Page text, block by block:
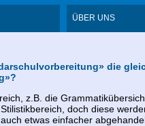
ÜBER UNS
die
z.B. die
doch diese
etwas einfacher